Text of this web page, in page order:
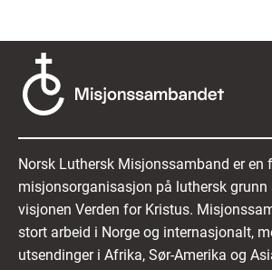
Norsk Luthersk Misjonssamband er en
misjonsorganisasjon på luthersk grunn
visjonen Verden for Kristus.
stort arbeid i Norge og internasjonalt,
utsendinger i Afrika, Sør-Amerika og